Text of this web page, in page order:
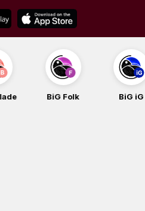
BiG Folk BiG iG